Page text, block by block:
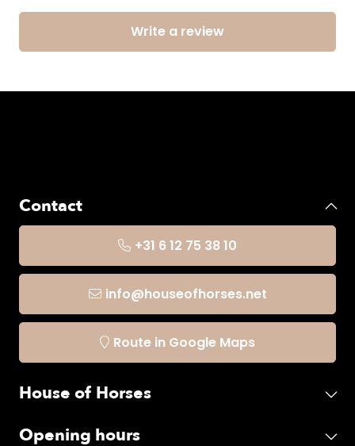
Write a review
Contact
+31 6 12 75 38 10
info@houseofhorses.net
Route in Google Maps
House of Horses
Opening hours